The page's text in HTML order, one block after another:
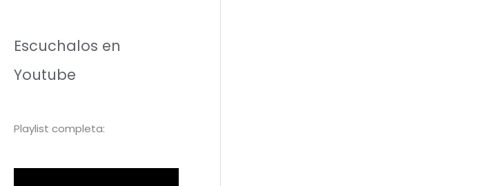
Escuchalos en
Youtube
Playlist completa: